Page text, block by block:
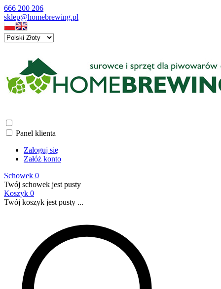
666 200 206
sklep@homebrewing.pl
Panel klienta
Zaloguj się
Załóż konto
Schowek 0
Twój schowek jest pusty
Koszyk 0
Twój koszyk jest pusty ...